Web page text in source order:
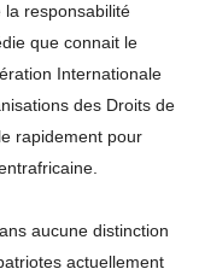
la responsabilité
que connait le
Internationale
des Droits de
rapidement pour
aucune distinction
actuellement